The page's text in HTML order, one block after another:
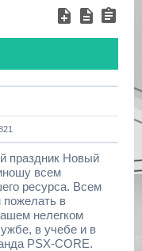
праздник Новый
всем
ресурса. Всем
в
нелегком
в учебе и в
PSX-CORE.